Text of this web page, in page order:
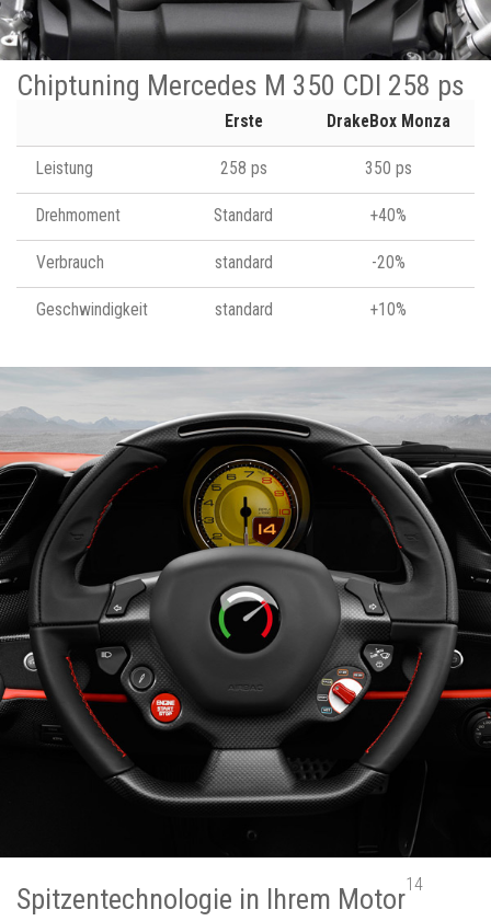
Chiptuning Mercedes M 350 CDI 258 ps
Erste DrakeBox Monza
Leistung 258 ps 350 ps
Drehmoment Standard +40%
Verbrauch standard -20%
Geschwindigkeit standard +10%
Spitzentechnologie in Ihrem Motor14